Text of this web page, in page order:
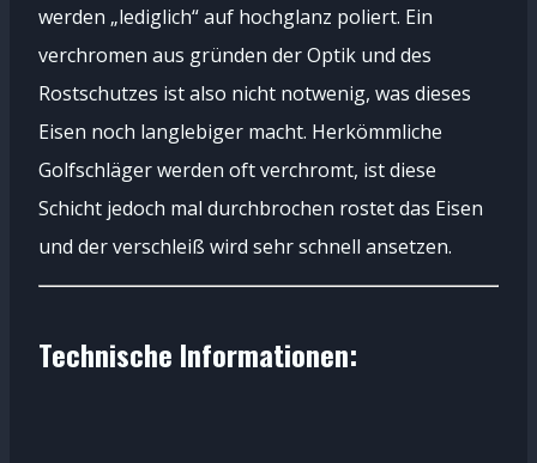
werden „lediglich“ auf hochglanz poliert. Ein
verchromen aus gründen der Optik und des
Rostschutzes ist also nicht notwenig, was dieses
Eisen noch langlebiger macht. Herkömmliche
Golfschläger werden oft verchromt, ist diese
Schicht jedoch mal durchbrochen rostet das Eisen
und der verschleiß wird sehr schnell ansetzen.
Technische Informationen: